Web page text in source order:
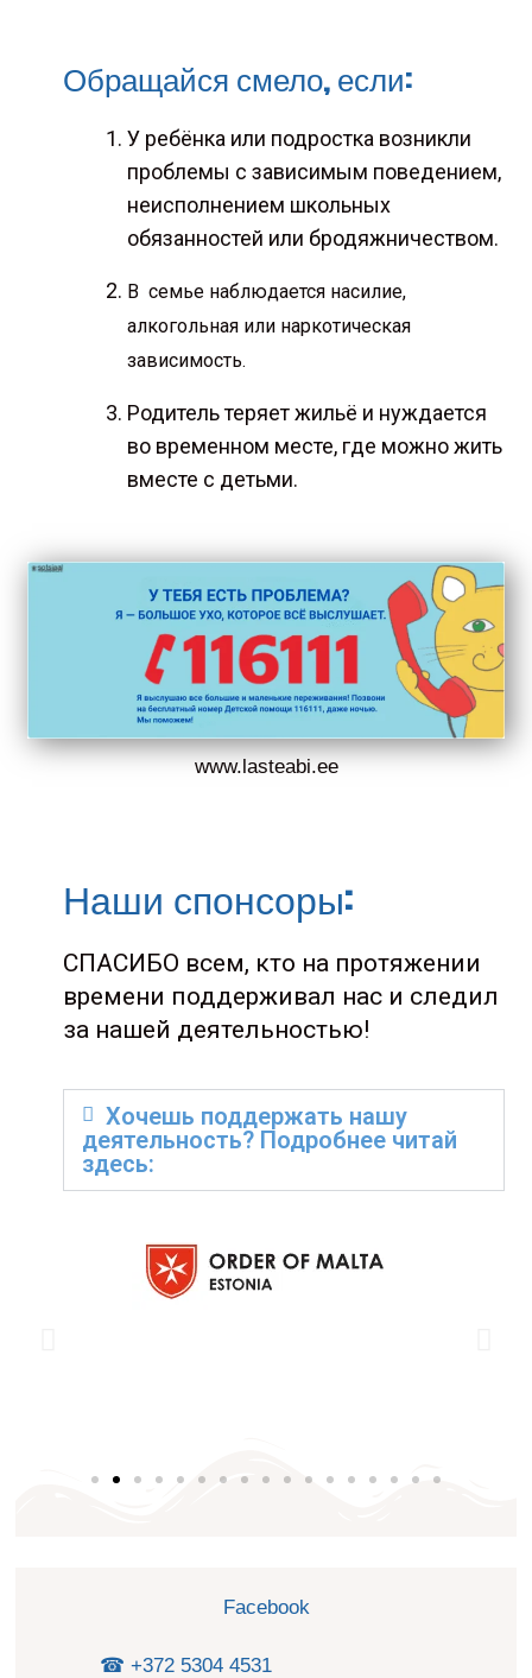
Обращайся смело, если:
У ребёнка или подростка возникли
проблемы с зависимым поведением,
неисполнением школьных
обязанностей или бродяжничеством.
В семье наблюдается насилие,
алкогольная или наркотическая
зависимость.
Родитель теряет жильё и нуждается
во временном месте, где можно жить
вместе с детьми.
www.lasteabi.ee
Наши спонсоры:
СПАСИБО всем, кто на протяжении
времени поддерживал нас и следил
за нашей деятельностью!
Хочешь поддержать нашу
деятельность? Подробнее читай
здесь:
Facebook
☎ +372 5304 4531